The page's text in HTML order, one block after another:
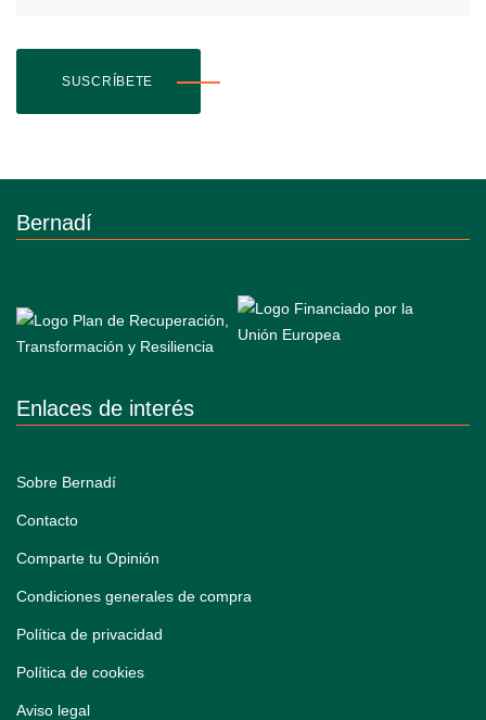
SUSCRÍBETE
Bernadí
Enlaces de interés
Sobre Bernadí
Contacto
Comparte tu Opinión
Condiciones generales de compra
Política de privacidad
Política de cookies
Aviso legal